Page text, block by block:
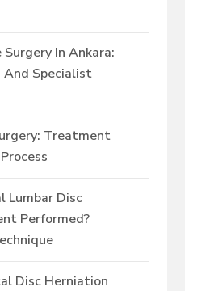
Surgery In Ankara:
Specialist
Treatment
Lumbar Disc
Performed?
Disc Herniation